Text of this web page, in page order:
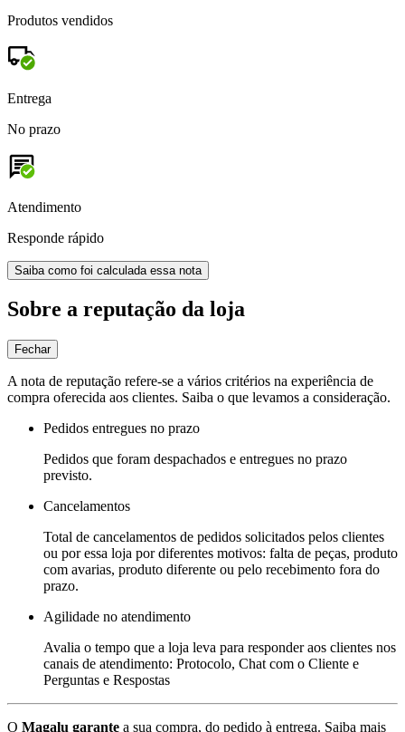
Produtos vendidos
Entrega
No prazo
Atendimento
Responde rápido
Saiba como foi calculada essa nota
Sobre a reputação da loja
Fechar
A nota de reputação refere-se a vários critérios na experiência de
compra oferecida aos clientes. Saiba o que levamos a consideração.
Pedidos entregues no prazo
Pedidos que foram despachados e entregues no prazo
previsto.
Cancelamentos
Total de cancelamentos de pedidos solicitados pelos clientes
ou por essa loja por diferentes motivos: falta de peças, produto
com avarias, produto diferente ou pelo recebimento fora do
prazo.
Agilidade no atendimento
Avalia o tempo que a loja leva para responder aos clientes nos
canais de atendimento: Protocolo, Chat com o Cliente e
Perguntas e Respostas
O Magalu garante a sua compra, do pedido à entrega. Saiba mais